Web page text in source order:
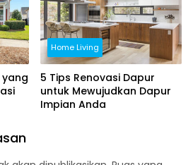
yang
Home Living
5 Tips Renovasi Dapur
untuk Mewujudkan Dapur
Impian Anda